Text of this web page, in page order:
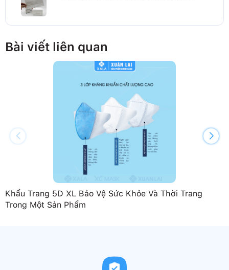
Bài viết liên quan
Khẩu Trang 5D XL Bảo Vệ Sức Khỏe Và Thời Trang
Trong Một Sản Phẩm